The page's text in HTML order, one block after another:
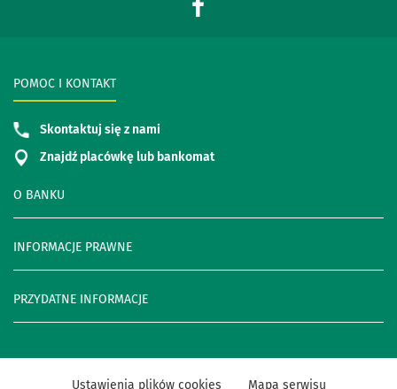
O BANKU
INFORMACJE PRAWNE
PRZYDATNE INFORMACJE
POMOC I KONTAKT
Skontaktuj się z nami
Znajdź placówkę lub bankomat
Ustawienia plików cookies Mapa serwisu